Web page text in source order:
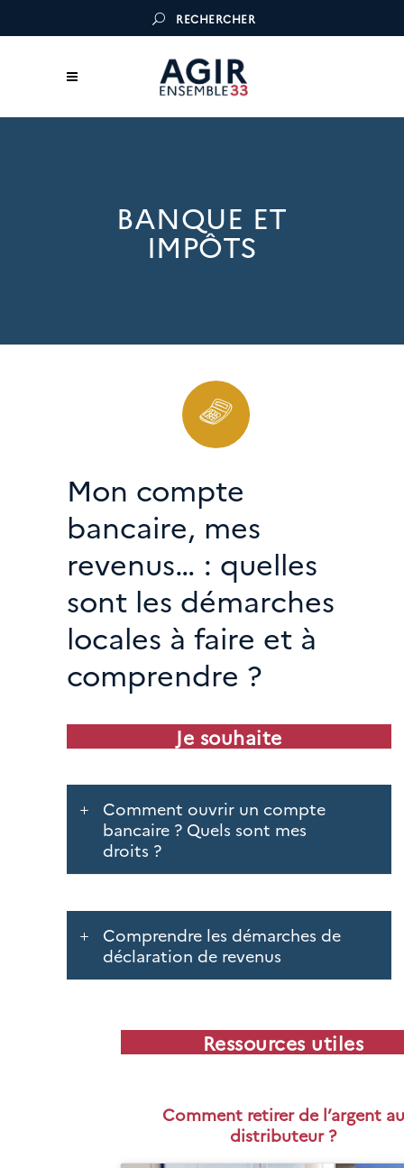
RECHERCHER
BANQUE ET
IMPÔTS
Mon compte
bancaire, mes
revenus… : quelles
sont les démarches
locales à faire et à
comprendre ?
Je souhaite
Comment ouvrir un compte
bancaire ? Quels sont mes
droits ?
Comprendre les démarches de
déclaration de revenus
Ressources utiles
Comment retirer de l’argent au
distributeur ?